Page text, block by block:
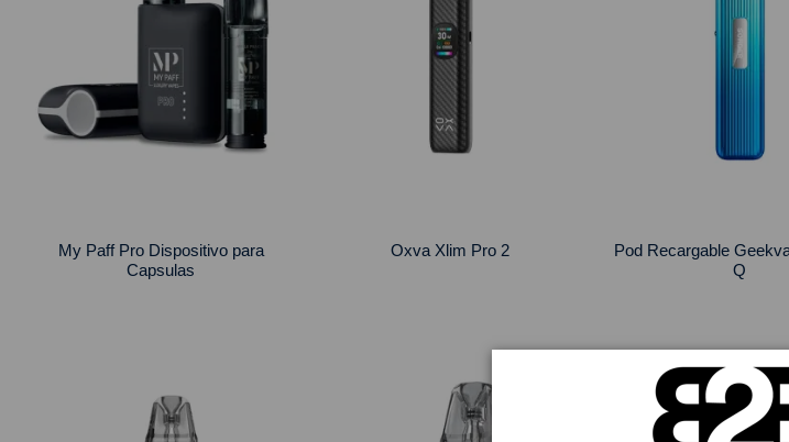
My Paff Pro Dispositivo para
Capsulas
Oxva Xlim Pro 2
Pod Recargable
Q